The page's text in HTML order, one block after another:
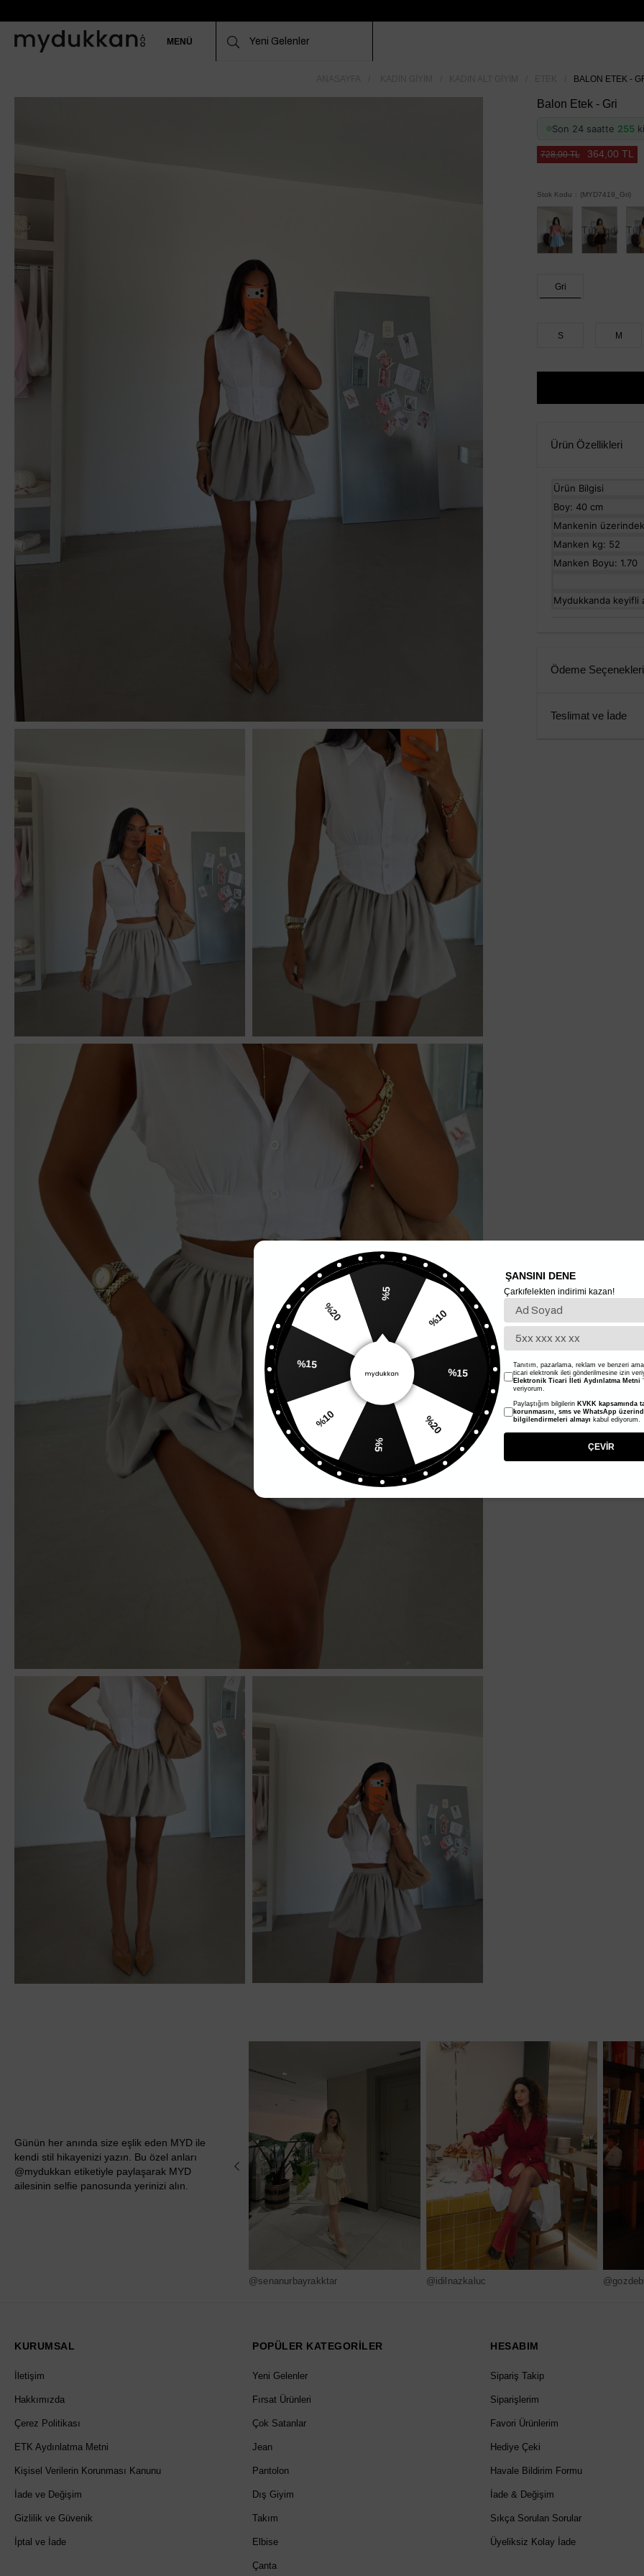
MENÜ
BALON ETEK -
Balon Etek - Gri
Son 24 saatte 255
728,00 TL 364,00 TL
Stok Kodu (MYD7419_Gri)
Tükendi
Gri
S M
Ürün Özellikleri
Ürün Bilgisi
Boy: 40 cm
Mankenin
Manken kg: 52
Manken Boyu: 1.70
Mydukkanda keyifli
Ödeme Seçenekleri
Teslimat ve İade
Günün her anında size eşlik eden MYD ile
kendi stil hikayenizi yazın. Bu özel anları
@mydukkan etiketiyle paylaşarak MYD
ailesinin selfie panosunda yerinizi alın.
@senanurbayrakktar @idilnazkaluc
KURUMSAL
İletişim
Hakkımızda
Çerez Politikası
ETK Aydınlatma Metni
Kişisel Verilerin Korunması Kanunu
İade ve Değişim
Gizlilik ve Güvenik
İptal ve İade
POPÜLER KATEGORİLER
Yeni Gelenler
Fırsat Ürünleri
Çok Satanlar
Jean
Pantolon
Dış Giyim
Takım
Elbise
Çanta
HESABIM
Sipariş Takip
Siparişlerim
Favori Ürünlerim
Hediye Çeki
Havale Bildirim Formu
İade & Değişim
Sıkça Sorulan Sorular
Üyeliksiz Kolay İade
%10
%20
%20
ŞANSINI DENE
Çarkıfelekten indirimi kazan!
Tanıtım, pazarlama, reklam ve benzeri
ticari elektronik ileti gönderilmesine izin
Elektronik Ticari İleti Aydınlatma Metni
veriyorum.
Paylaştığım bilgilerin KVKK kapsamında
korunmasını, sms ve WhatsApp
bilgilendirmeleri almayı kabul ediyorum.
ÇEVİR